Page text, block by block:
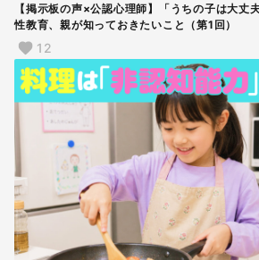
【掲示板の声×公認心理師】「うちの子は大丈
性教育、親が知っておきたいこと（第1回）
12